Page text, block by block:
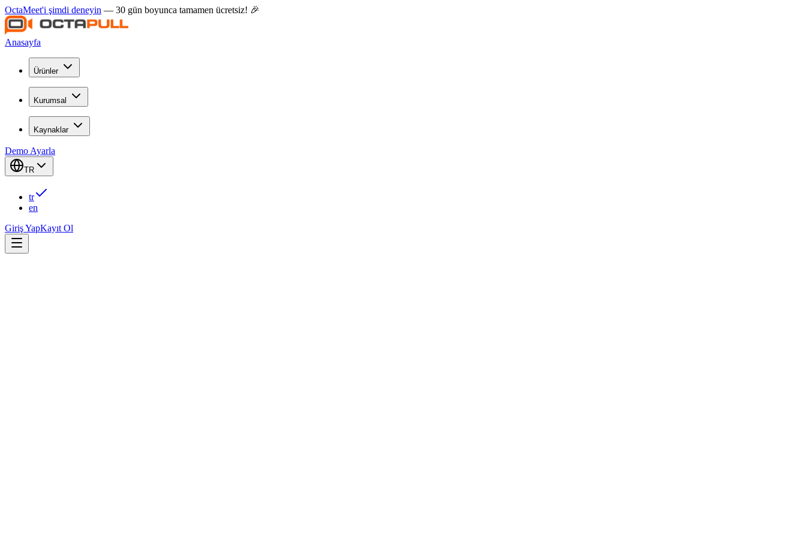
OctaMeet'i şimdi deneyin — 30 gün boyunca tamamen ücretsiz! 🎉
Anasayfa
Ürünler
Kurumsal
Kaynaklar
Demo Ayarla
TR
tr
en
Giriş YapKayıt Ol